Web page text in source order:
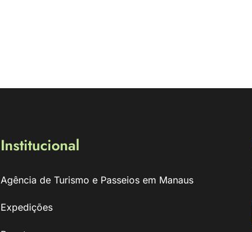
Institucional
Agência de Turismo e Passeios em Manaus
Expedições